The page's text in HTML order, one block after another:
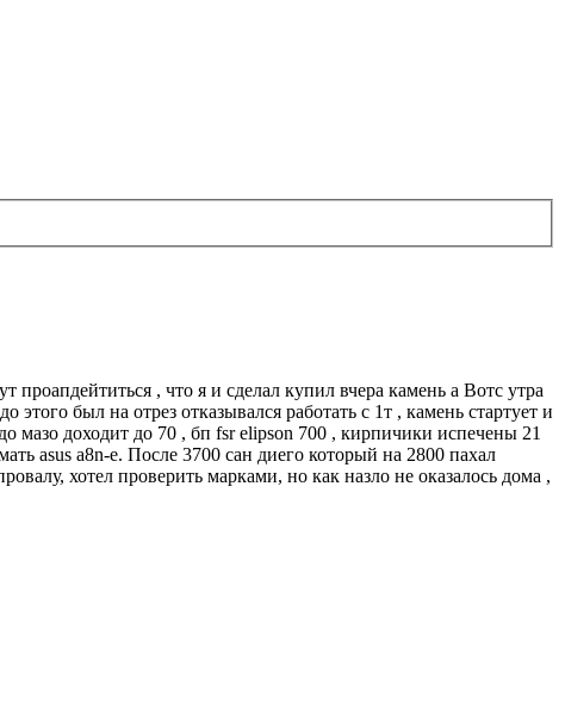
, что я и сделал купил вчера камень а Вотс утра
был на отрез отказывался работать с 1т , камень стартует и
мазо доходит до 70 , бп fsr elipson 700 , кирпичики испечены 21
asus a8n-e. После 3700 сан диего который на 2800 пахал
хотел проверить марками, но как назло не оказалось дома ,